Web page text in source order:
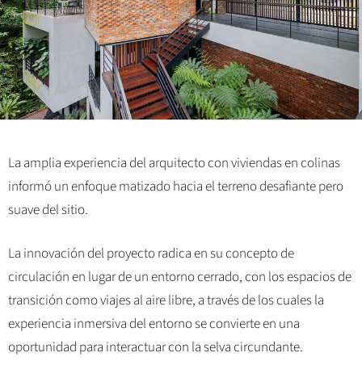
La amplia experiencia del arquitecto con viviendas en colinas
informó un enfoque matizado hacia el terreno desafiante pero
suave del sitio.
La innovación del proyecto radica en su concepto de
circulación en lugar de un entorno cerrado, con los espacios de
transición como viajes al aire libre, a través de los cuales la
experiencia inmersiva del entorno se convierte en una
oportunidad para interactuar con la selva circundante.